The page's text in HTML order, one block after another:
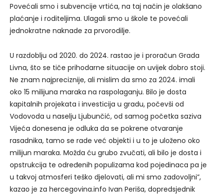
Povećali smo i subvencije vrtića, na taj način je olakšano
plaćanje i roditeljima. Ulagali smo u škole te povećali
jednokratne naknade za prvorodilje.
U razdoblju od 2020. do 2024. rastao je i proračun Grada
Livna, što se tiče prihodarne situacije on uvijek dobro stoji.
Ne znam najpreciznije, ali mislim da smo za 2024. imali
oko 15 milijuna maraka na raspolaganju. Bilo je dosta
kapitalnih projekata i investicija u gradu, počevši od
Vodovoda u naselju Ljubunčić, od samog početka saziva
Vijeća donesena je odluka da se pokrene otvaranje
rasadnika, tamo se rade već objekti i u to je uloženo oko
milijun maraka. Možda ću grubo zvučati, ali bilo je dosta i
opstrukcija te određenih populizama kod pojedinaca pa je
u takvoj atmosferi teško djelovati, ali mi smo zadovoljni”,
kazao je za hercegovina.info Ivan Periša, dopredsjednik